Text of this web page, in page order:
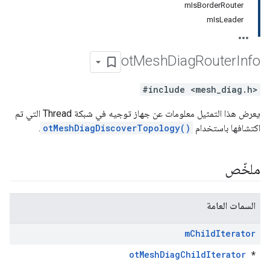
mIsBorderRouter
mIsLeader
otMeshDiagRouterInfo
#include <mesh_diag.h>
يعرض هذا التمثيل معلومات عن جهاز توجيه في شبكة Thread التي تم
اكتشافها باستخدام otMeshDiagDiscoverTopology()
.
ملخّص
السمات العامة
mChildIterator
otMeshDiagChildIterator *